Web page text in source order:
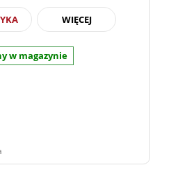
WIĘCEJ
w magazynie